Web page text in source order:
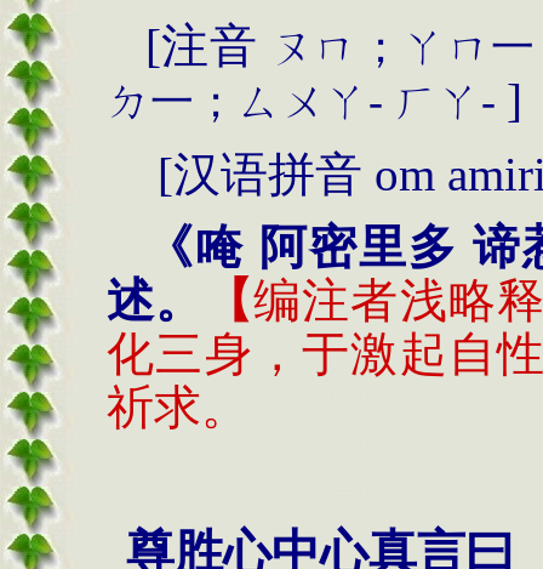
[注音 ㄡㄇ；ㄚㄇ一
ㄉ一；ㄙㄨㄚ - ㄏㄚ - ]
[汉语拼音 om
《唵 阿密里多
述。
【编注者浅略
化三身，于激起自
祈求。
尊胜心中心真言曰